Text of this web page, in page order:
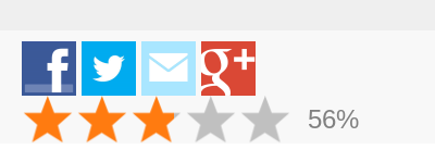
56%